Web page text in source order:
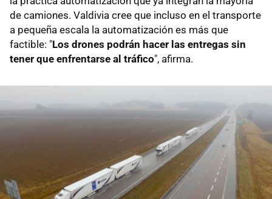
de camiones. Valdivia cree que incluso en el transporte
a pequeña escala la automatización es más que
factible: "Los drones podrán hacer las entregas sin
tener que enfrentarse al tráfico", afirma.